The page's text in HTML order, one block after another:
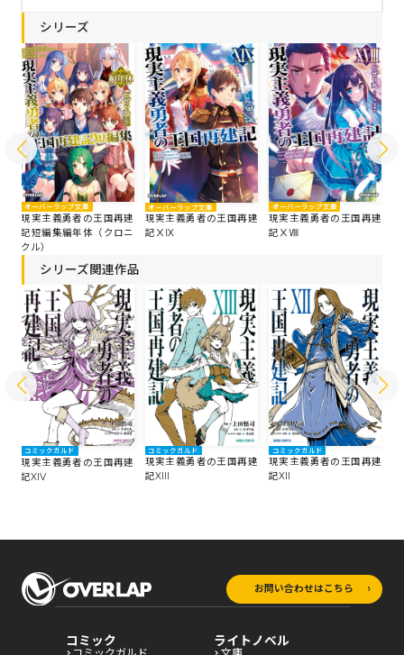
シリーズ
オーバーラップ文庫
現実主義勇者の王国再建
記短編集編年体（クロニ
クル）
オーバーラップ文庫
現実主義勇者の王国再建
記ⅩⅨ
オーバーラップ文庫
現実主義勇者の王国再建
記ⅩⅧ
シリーズ関連作品
コミックガルド
現実主義勇者の王国再建
記XIV
コミックガルド
現実主義勇者の王国再建
記XIII
コミックガルド
現実主義勇者の王国再建
記XII
お問い合わせはこちら
コミック ライトノベル